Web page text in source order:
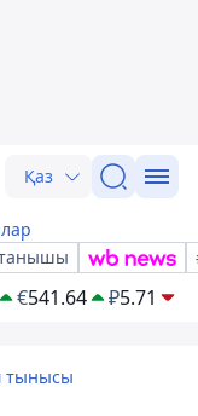
Қаз
€541.64 ₽5.71
тынысы